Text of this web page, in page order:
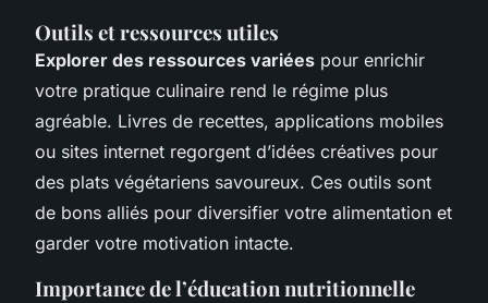
Outils et ressources utiles
Explorer des ressources variées pour enrichir
votre pratique culinaire rend le régime plus
agréable. Livres de recettes, applications mobiles
ou sites internet regorgent d’idées créatives pour
des plats végétariens savoureux. Ces outils sont
de bons alliés pour diversifier votre alimentation et
garder votre motivation intacte.
Importance de l’éducation nutritionnelle